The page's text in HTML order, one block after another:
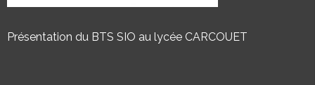
Présentation du BTS SIO au lycée CARCOUET